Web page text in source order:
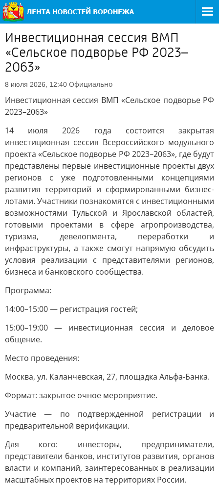
Инвестиционная сессия ВМП
«Сельское подворье РФ 2023–
2063»
8 июля 2026, 12:40 Официально
Инвестиционная сессия ВМП «Сельское подворье РФ
2023–2063»
14 июля 2026 года состоится закрытая
инвестиционная сессия Всероссийского модульного
проекта «Сельское подворье РФ 2023–2063», где будут
представлены первые инвестиционные проекты двух
регионов с уже подготовленными концепциями
развития территорий и сформированными бизнес-
лотами. Участники познакомятся с инвестиционными
возможностями Тульской и Ярославской областей,
готовыми проектами в сфере агропроизводства,
туризма, девелопмента, переработки и
инфраструктуры, а также смогут напрямую обсудить
условия реализации с представителями регионов,
бизнеса и банковского сообщества.
Программа:
14:00–15:00 — регистрация гостей;
15:00–19:00 — инвестиционная сессия и деловое
общение.
Место проведения:
Москва, ул. Каланчевская, 27, площадка Альфа-Банка.
Формат: закрытое очное мероприятие.
Участие — по подтвержденной регистрации и
предварительной верификации.
Для кого: инвесторы, предприниматели,
представители банков, институтов развития, органов
власти и компаний, заинтересованных в реализации
масштабных проектов на территориях России.